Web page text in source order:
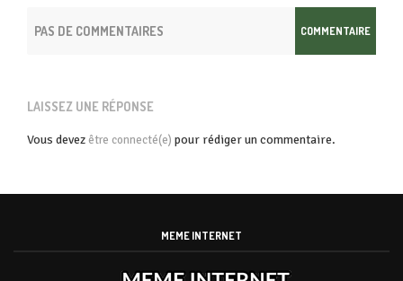
COMMENTAIRE
PAS DE COMMENTAIRES
LAISSEZ UNE RÉPONSE
Vous devez être connecté(e) pour rédiger un commentaire.
MEME INTERNET